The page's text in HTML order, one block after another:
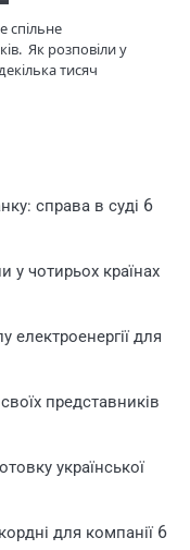
спільне
Як розповіли у
тисяч
справа в суді 6
у чотирьох країнах
електроенергії для
представників
української
для компанії 6